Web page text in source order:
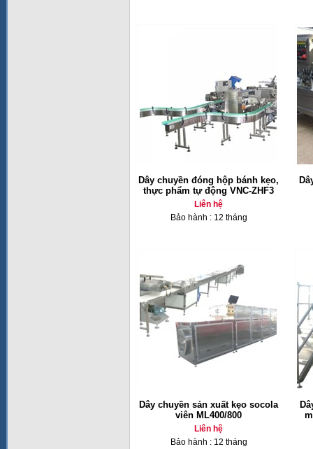
Dây chuyền đóng hộp bánh kẹo,
thực phẩm tự động VNC-ZHF3
Liên hệ
Bảo hành : 12 tháng
Dây chuyền sản xuất kẹo socola
viên ML400/800
Liên hệ
Bảo hành : 12 tháng